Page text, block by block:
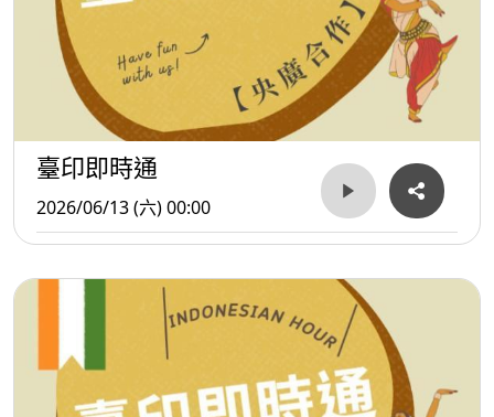
臺印即時通
2026/06/13 (六) 00:00